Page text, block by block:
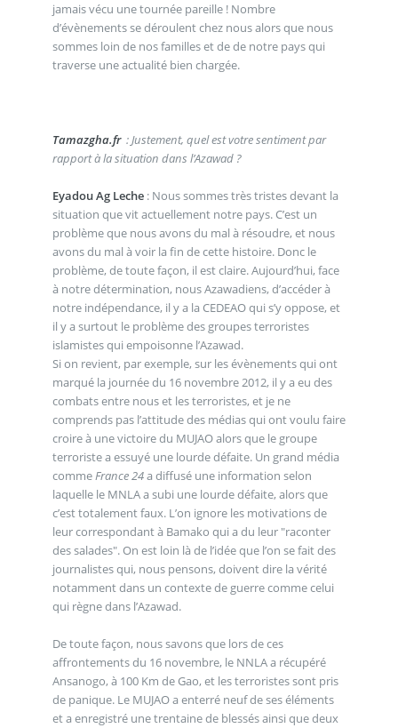
jamais vécu une tournée pareille ! Nombre
d’évènements se déroulent chez nous alors que nous
sommes loin de nos familles et de de notre pays qui
traverse une actualité bien chargée.
Tamazgha.fr : Justement, quel est votre sentiment par
rapport à la situation dans l’Azawad ?
Eyadou Ag Leche: Nous sommes très tristes devant la
situation que vit actuellement notre pays. C’est un
problème que nous avons du mal à résoudre, et nous
avons du mal à voir la fin de cette histoire. Donc le
problème, de toute façon, il est claire. Aujourd’hui, face
à notre détermination, nous Azawadiens, d’accéder à
notre indépendance, il y a la CEDEAO qui s’y oppose, et
il y a surtout le problème des groupes terroristes
islamistes qui empoisonne l’Azawad.
Si on revient, par exemple, sur les évènements qui ont
marqué la journée du 16 novembre 2012, il y a eu des
combats entre nous et les terroristes, et je ne
comprends pas l’attitude des médias qui ont voulu faire
croire à une victoire du MUJAO alors que le groupe
terroriste a essuyé une lourde défaite. Un grand média
commeFrance 24a diffusé une information selon
laquelle le MNLA a subi une lourde défaite, alors que
c’est totalement faux. L’on ignore les motivations de
leur correspondant à Bamako qui a du leur "raconter
des salades". On est loin là de l’idée que l’on se fait des
journalistes qui, nous pensons, doivent dire la vérité
notamment dans un contexte de guerre comme celui
qui règne dans l’Azawad.
De toute façon, nous savons que lors de ces
affrontements du 16 novembre, le NNLA a récupéré
Ansanogo, à 100 Km de Gao, et les terroristes sont pris
de panique. Le MUJAO a enterré neuf de ses éléments
et a enregistré une trentaine de blessés ainsi que deux